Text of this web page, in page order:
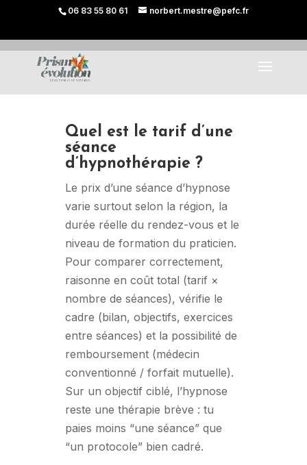
06 83 55 80 61 norbert.mestre@pefc.fr
Quel est le tarif d’une
séance
d’hypnothérapie ?
Le prix d’une séance d’hypnose
varie surtout selon la région, la
durée réelle du rendez-vous et le
niveau de formation du praticien.
Pour comparer correctement,
raisonne en coût total (tarif ×
nombre de séances), vérifie le
cadre (bilan, objectifs, exercices
entre séances) et la possibilité de
remboursement (médecin
conventionné / forfait mutuelle).
Sur un objectif ciblé, l’hypnose
reste une thérapie brève : tu
paies moins “une séance” que
“un protocole” bien cadré.